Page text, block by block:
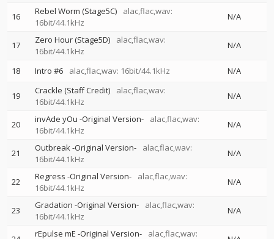
16 Rebel Worm (Stage5C)
alac,flac,wav:
16bit/44.1kHz
N/A
17 Zero Hour (Stage5D)
alac,flac,wav:
16bit/44.1kHz
N/A
18 Intro #6 alac,flac,wav: 16bit/44.1kHz N/A
19 Crackle (Staff Credit)
alac,flac,wav:
16bit/44.1kHz
N/A
20 invAde yOu -Original Version-
alac,flac,wav:
16bit/44.1kHz
N/A
21 Outbreak -Original Version-
alac,flac,wav:
16bit/44.1kHz
N/A
22 Regress -Original Version-
alac,flac,wav:
16bit/44.1kHz
N/A
23 Gradation -Original Version-
alac,flac,wav:
16bit/44.1kHz
N/A
rEpulse mE -Original Version-
alac,flac,wav: